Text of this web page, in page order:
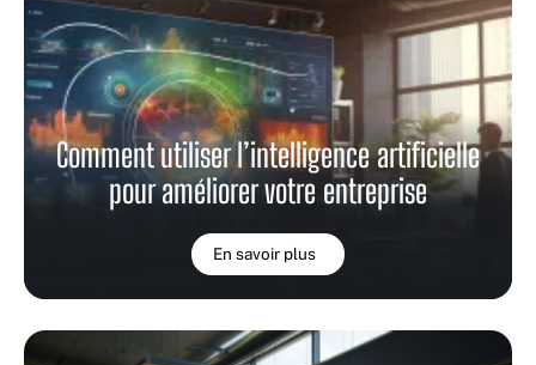
Comment utiliser l’intelligence artificielle
pour améliorer votre entreprise
En savoir plus